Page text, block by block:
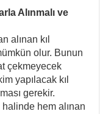
Alınmalı ve
alınan kıl
olur. Bunun
çekmeyecek
yapılacak kıl
gerekir.
halinde hem alınan